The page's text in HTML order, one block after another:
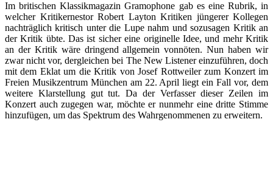
Im britischen Klassikmagazin Gramophone gab es eine Rubrik, in
welcher Kritikernestor Robert Layton Kritiken jüngerer Kollegen
nachträglich kritisch unter die Lupe nahm und sozusagen Kritik an
der Kritik übte. Das ist sicher eine originelle Idee, und mehr Kritik
an der Kritik wäre dringend allgemein vonnöten. Nun haben wir
zwar nicht vor, dergleichen bei The New Listener einzuführen, doch
mit dem Eklat um die Kritik von Josef Rottweiler zum Konzert im
Freien Musikzentrum München am 22. April liegt ein Fall vor, dem
weitere Klarstellung gut tut. Da der Verfasser dieser Zeilen im
Konzert auch zugegen war, möchte er nunmehr eine dritte Stimme
hinzufügen, um das Spektrum des Wahrgenommenen zu erweitern.